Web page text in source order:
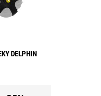
DELPHIN